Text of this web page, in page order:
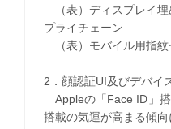
（表）ディスプレイ埋
プライチェーン
（表）モバイル用指紋
2．顔認証UI及びデバイ
Appleの「Face ID」
搭載の気運が高まる傾向